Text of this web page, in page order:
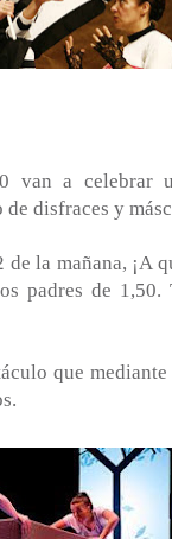
van a celebrar
disfraces y
la mañana, ¡A
padres de 1,50.
que